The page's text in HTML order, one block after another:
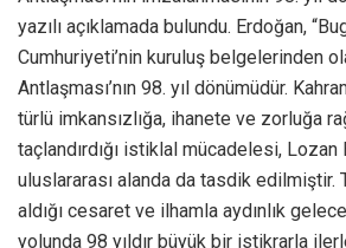
yazılı açıklamada bulundu. Erdoğan,
Cumhuriyeti’nin kuruluş belgelerinden
Antlaşması’nın 98. yıl dönümüdür.
türlü imkansızlığa, ihanete ve zorluğa
taçlandırdığı istiklal mücadelesi, Lozan
uluslararası alanda da tasdik edilmiştir.
aldığı cesaret ve ilhamla aydınlık
yolunda 98 yıldır büyük bir istikrarla